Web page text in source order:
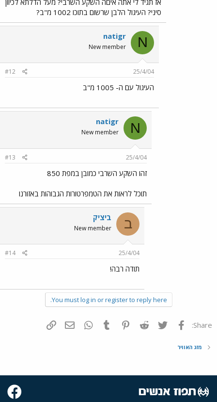
סיני? העיגול הלבן שרשום בתוכו 1002 מ"ב?
N
natigr
New member
25/4/04
#12
העיגול עם ה- 1005 מ"ב
N
natigr
New member
25/4/04
#13
זהו השקע השרבי כמובן במפת 850
תוכל לראות את הטמפרטורות הגבוהות באזורנו
ב ביציק
New member
25/4/04
#14
תודה רבה!
You must log in or register to reply here.
Share: פייסבוק Twitter
Reddit
Pinterest
Tumblr
WhatsAppדואר אלקטרוני
מזג האוויר